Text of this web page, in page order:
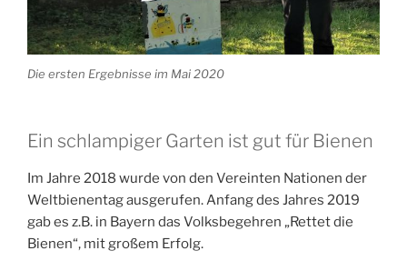
Die ersten Ergebnisse im Mai 2020
Ein schlampiger Garten ist gut für Bienen
Im Jahre 2018 wurde von den Vereinten Nationen der
Weltbienentag ausgerufen. Anfang des Jahres 2019
gab es z.B. in Bayern das Volksbegehren „Rettet die
Bienen“, mit großem Erfolg.